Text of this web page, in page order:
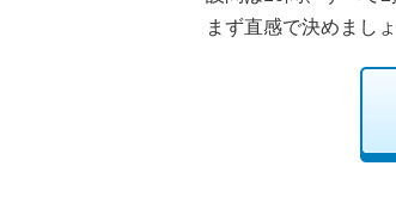
まず直感で決めましょ